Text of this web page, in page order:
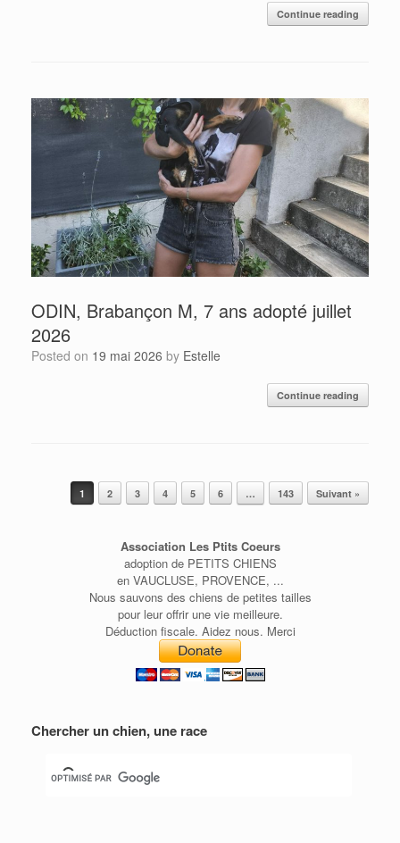
Continue reading
ODIN, Brabançon M, 7 ans adopté juillet
2026
Posted on 19 mai 2026 by Estelle
Continue reading
Post navigation
1 2 3 4 5 6 … 143 Suivant »
Association Les Ptits Coeurs
adoption de PETITS CHIENS
en VAUCLUSE, PROVENCE, ...
Nous sauvons des chiens de petites tailles
pour leur offrir une vie meilleure.
Déduction fiscale. Aidez nous. Merci
Chercher un chien, une race